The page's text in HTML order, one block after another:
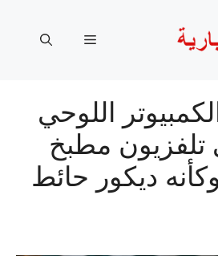
القائمة
اللوحي
تلفزيون مطبخ
ديكور حائط